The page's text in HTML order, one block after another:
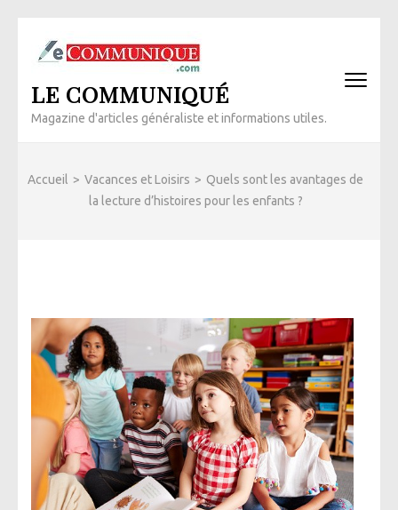
(Pressez
Entrée)
LE COMMUNIQUÉ
Magazine d'articles généraliste et informations utiles.
Accueil > Vacances et Loisirs > Quels sont les avantages de
la lecture d’histoires pour les enfants ?